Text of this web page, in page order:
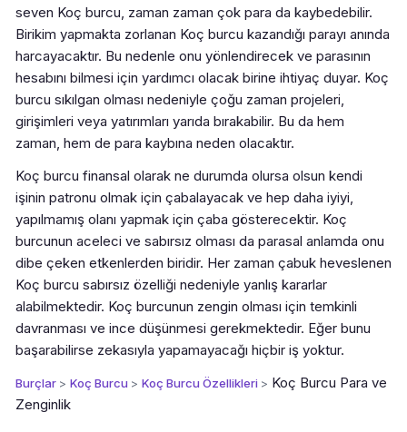
seven Koç burcu, zaman zaman çok para da kaybedebilir.
Birikim yapmakta zorlanan Koç burcu kazandığı parayı anında
harcayacaktır. Bu nedenle onu yönlendirecek ve parasının
hesabını bilmesi için yardımcı olacak birine ihtiyaç duyar. Koç
burcu sıkılgan olması nedeniyle çoğu zaman projeleri,
girişimleri veya yatırımları yarıda bırakabilir. Bu da hem
zaman, hem de para kaybına neden olacaktır.
Koç burcu finansal olarak ne durumda olursa olsun kendi
işinin patronu olmak için çabalayacak ve hep daha iyiyi,
yapılmamış olanı yapmak için çaba gösterecektir. Koç
burcunun aceleci ve sabırsız olması da parasal anlamda onu
dibe çeken etkenlerden biridir. Her zaman çabuk heveslenen
Koç burcu sabırsız özelliği nedeniyle yanlış kararlar
alabilmektedir. Koç burcunun zengin olması için temkinli
davranması ve ince düşünmesi gerekmektedir. Eğer bunu
başarabilirse zekasıyla yapamayacağı hiçbir iş yoktur.
Burçlar > Koç Burcu > Koç Burcu Özellikleri > Koç Burcu Para ve
Zenginlik